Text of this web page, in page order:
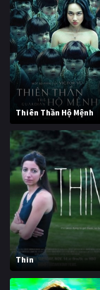
Thiên Thần Hộ Mệnh
Thin